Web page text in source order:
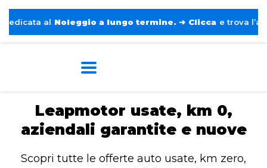
al Noleggio a lungo termine. ➔ Clicca e trova l’auto
Leapmotor usate, km 0,
aziendali garantite e nuove
Scopri tutte le offerte auto usate, km zero,